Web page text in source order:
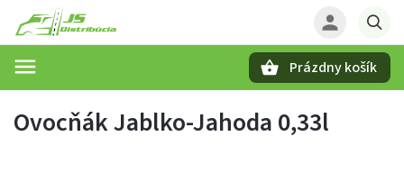
Prázdny košík
Ovocňák Jablko-Jahoda 0,33l